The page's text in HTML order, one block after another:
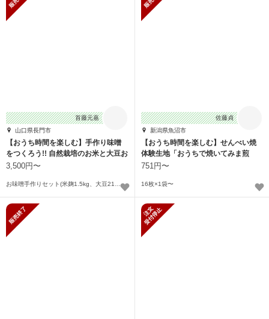
首藤元嘉
山口県長門市
【おうち時間を楽しむ】手作り味噌
をつくろう!! 自然栽培のお米と大豆お
届けします
3,500円〜
お味噌手作りセット(米麹1.5kg、大豆210g、塩180g)〜
佐藤貞
新潟県魚沼市
【おうち時間を楽しむ】せんべい焼
体験生地「おうちで焼いてみま煎
菓」
751円〜
16枚×1袋〜